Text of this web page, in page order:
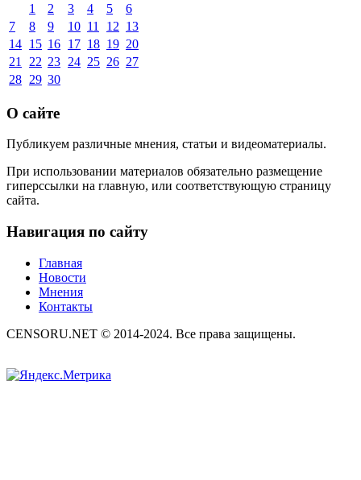
1 2 3 4 5
6
7
8 9 10 11 12 13
14 15 16 17 18 19 20
21
22 23 24 25 26 27
28 29 30
О сайте
Публикуем различные мнения, статьи и видеоматериалы.
При использовании материалов обязательно размещение
гиперссылки на главную, или соответствующую страницу
сайта.
Навигация по сайту
Главная
Новости
Мнения
Контакты
CENSORU.NET © 2014-2024. Все права защищены.